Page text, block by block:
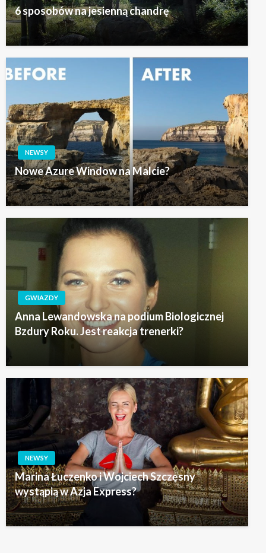
6 sposobów na jesienną chandrę
NEWSY
Nowe Azure Window na Malcie?
GWIAZDY
Anna Lewandowska na podium Biologicznej
Bzdury Roku. Jest reakcja trenerki?
NEWSY
Marina Łuczenko i Wojciech Szczęsny
wystąpią w Azja Express?